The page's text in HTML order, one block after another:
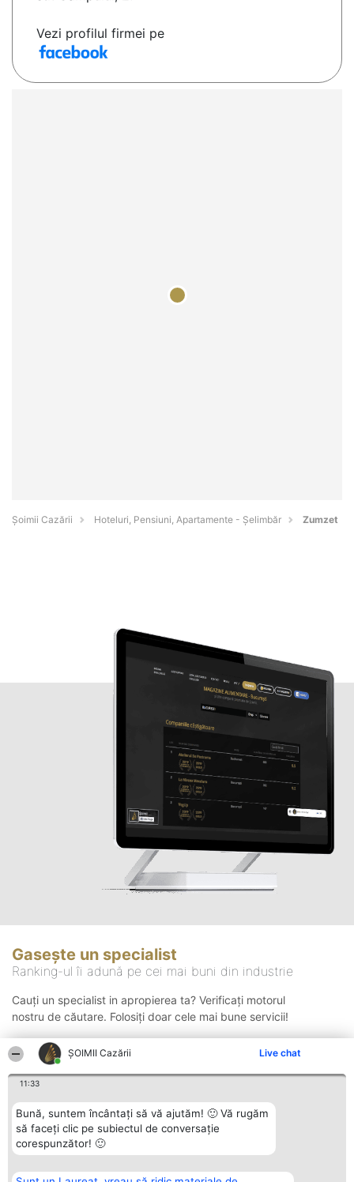
ȘOIMII Cazării Live chat
11:33
Bună, suntem încântați să vă ajutăm! 🙂 Vă rugăm
să faceți clic pe subiectul de conversație
corespunzător! 🙂
Vezi profilul firmei pe
Șoimii Cazării Hoteluri, Pensiuni, Apartamente - Şelimbăr Zumzet
Gasește un specialist
Ranking-ul îi adună pe cei mai buni din industrie
Cauți un specialist in apropierea ta? Verificați motorul
nostru de căutare. Folosiți doar cele mai bune servicii!